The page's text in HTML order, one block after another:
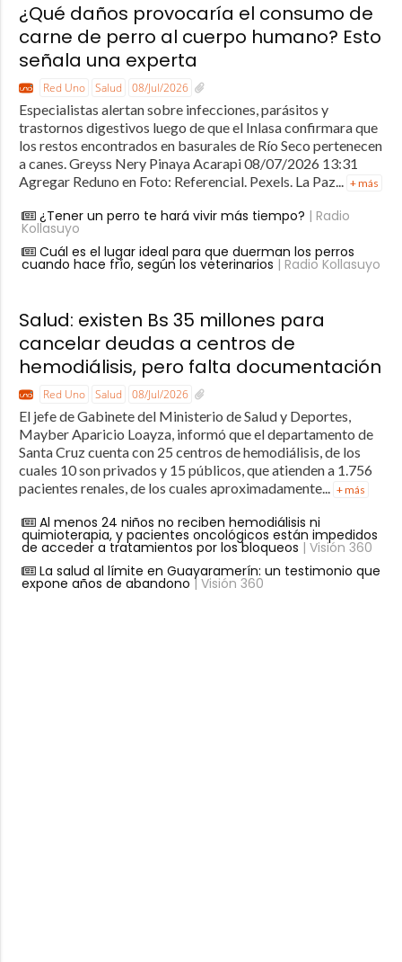
¿Qué daños provocaría el consumo de
carne de perro al cuerpo humano? Esto
señala una experta
Red Uno Salud 08/Jul/2026
Especialistas alertan sobre infecciones, parásitos y
trastornos digestivos luego de que el Inlasa confirmara que
los restos encontrados en basurales de Río Seco pertenecen
a canes. Greyss Nery Pinaya Acarapi 08/07/2026 13:31
Agregar Reduno en Foto: Referencial. Pexels. La Paz... + más
¿Tener un perro te hará vivir más tiempo? | Radio
Kollasuyo
Cuál es el lugar ideal para que duerman los perros
cuando hace frío, según los veterinarios | Radio Kollasuyo
Salud: existen Bs 35 millones para
cancelar deudas a centros de
hemodiálisis, pero falta documentación
Red Uno Salud 08/Jul/2026
El jefe de Gabinete del Ministerio de Salud y Deportes,
Mayber Aparicio Loayza, informó que el departamento de
Santa Cruz cuenta con 25 centros de hemodiálisis, de los
cuales 10 son privados y 15 públicos, que atienden a 1.756
pacientes renales, de los cuales aproximadamente... + más
Al menos 24 niños no reciben hemodiálisis ni
quimioterapia, y pacientes oncológicos están impedidos
de acceder a tratamientos por los bloqueos | Visión 360
La salud al límite en Guayaramerín: un testimonio que
expone años de abandono | Visión 360